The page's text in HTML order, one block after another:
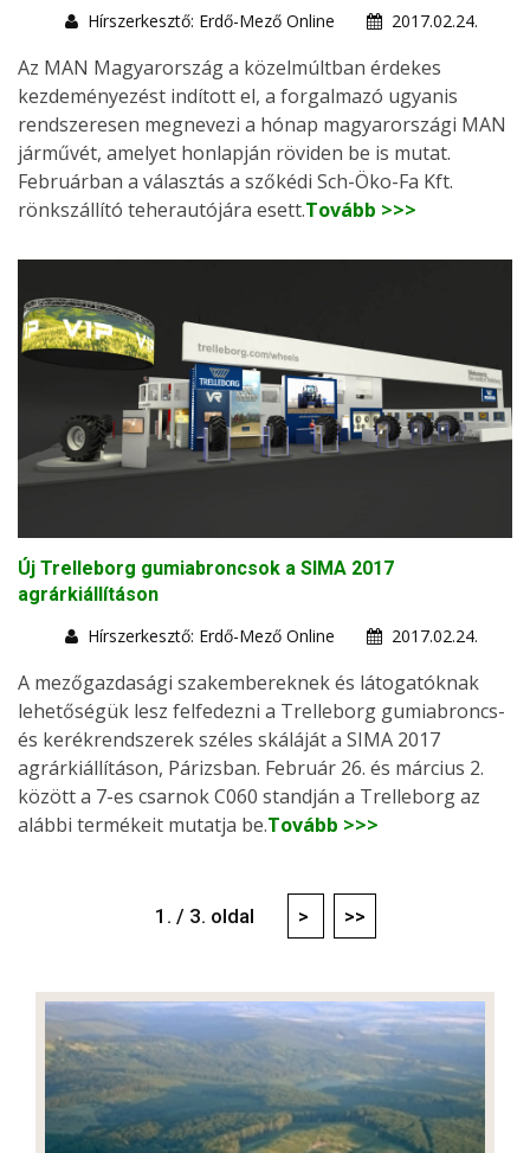
Hírszerkesztő: Erdő-Mező Online
2017.02.24.
Az MAN Magyarország a közelmúltban érdekes
kezdeményezést indított el, a forgalmazó ugyanis
rendszeresen megnevezi a hónap magyarországi MAN
járművét, amelyet honlapján röviden be is mutat.
Februárban a választás a szőkédi Sch-Öko-Fa Kft.
rönkszállító teherautójára esett.Tovább >>>
Új Trelleborg gumiabroncsok a SIMA 2017
agrárkiállításon
Hírszerkesztő: Erdő-Mező Online
2017.02.24.
A mezőgazdasági szakembereknek és látogatóknak
lehetőségük lesz felfedezni a Trelleborg gumiabroncs-
és kerékrendszerek széles skáláját a SIMA 2017
agrárkiállításon, Párizsban. Február 26. és március 2.
között a 7-es csarnok C060 standján a Trelleborg az
alábbi termékeit mutatja be.Tovább >>>
1. / 3. oldal > >>